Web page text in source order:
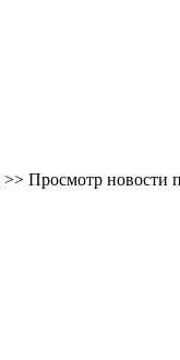
>> Просмотр новости